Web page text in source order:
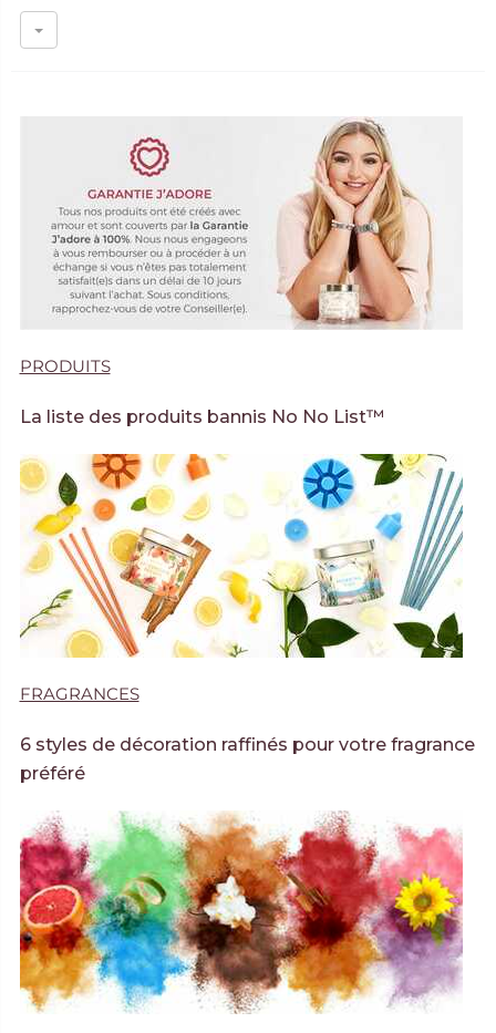
PRODUITS
La liste des produits bannis No No List™
FRAGRANCES
6 styles de décoration raffinés pour votre fragrance
préféré